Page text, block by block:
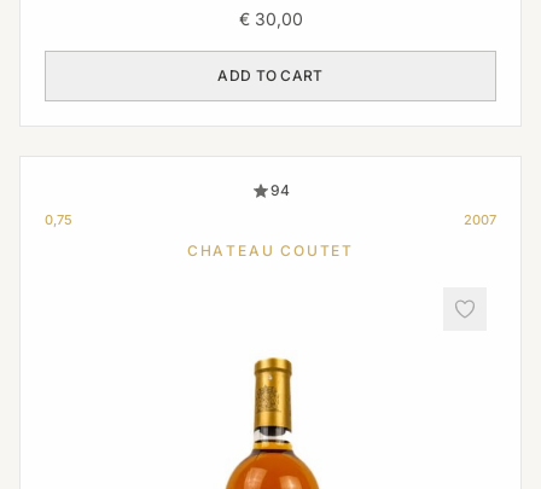
€30,00
ADD TO CART
94
0,75 2007
CHATEAU COUTET